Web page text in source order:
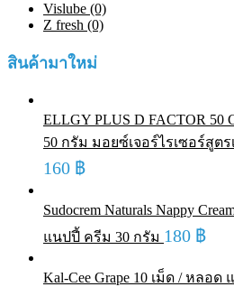
Vislube (0)
Z fresh (0)
สินค้ามาใหม่
ELLGY PLUS D FACTOR
50 กรัม มอยซ์เจอร์ไรเซอร์สูต
160 ฿
Sudocrem Naturals Nappy
แนปปี้ ครีม 30 กรัม 180 ฿
Kal-Cee Grape 10 เม็ด / หลอ